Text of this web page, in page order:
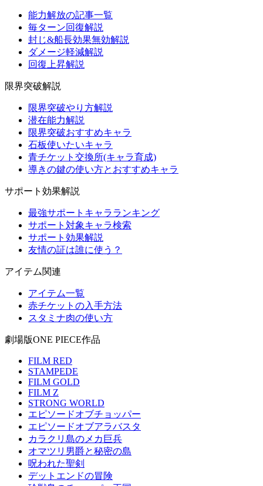
能力解放の記事一覧
毎ターン回復解説
封じ&船長効果無効解説
ダメージ軽減解説
回復上昇解説
限界突破解説
限界突破やり方解説
潜在能力解説
限界突破おすすめキャラ
石板使いたいキャラ
青チケット交換所(キャラ育成)
導きの鍵の使い方とおすすめキャラ
サポート効果解説
最強サポートキャラランキング
サポート対象キャラ検索
サポート効果解説
友情の証は誰に使う？
アイテム関連
アイテム一覧
赤チケットの入手方法
スタミナ肉の使い方
劇場版ONE PIECE作品
FILM RED
STAMPEDE
FILM GOLD
FILM Z
STRONG WORLD
エピソードオブチョッパー
エピソードオブアラバスタ
カラクリ島のメカ巨兵
オマツリ男爵と秘密の島
呪われた聖剣
デットエンドの冒険